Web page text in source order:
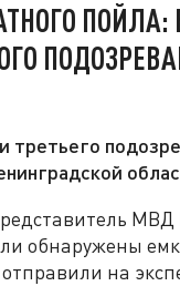
третьего
МВД
обнаружены
на